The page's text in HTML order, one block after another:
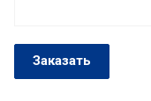
Заказать